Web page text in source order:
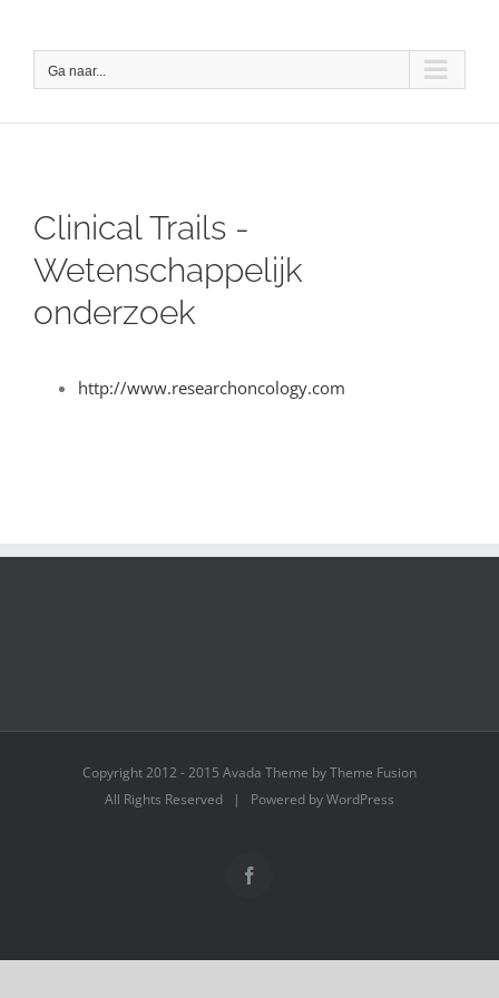
inhoudGa naar...
Clinical Trails -
Wetenschappelijk
onderzoek
http://www.researchoncology.com
Copyright 2012 - 2015 Avada Theme by Theme Fusion
All Rights Reserved | Powered by WordPress
Facebook